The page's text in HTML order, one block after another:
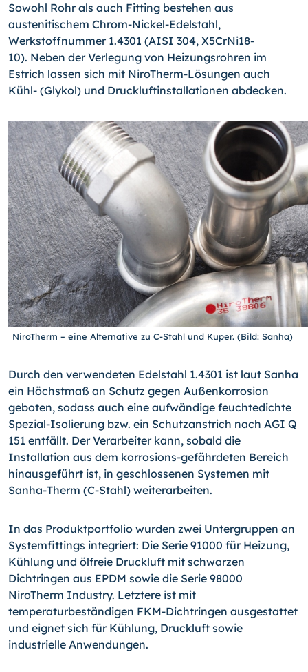
Sowohl Rohr als auch Fitting bestehen aus
austenitischem Chrom-Nickel-Edelstahl,
Werkstoffnummer 1.4301 (AISI 304, X5CrNi18-
10). Neben der Verlegung von Heizungsrohren im
Estrich lassen sich mit NiroTherm-Lösungen auch
Kühl- (Glykol) und Druckluftinstallationen abdecken.
NiroTherm – eine Alternative zu C-Stahl und Kuper. (Bild: Sanha)
Durch den verwendeten Edelstahl 1.4301 ist laut Sanha
ein Höchstmaß an Schutz gegen Außenkorrosion
geboten, sodass auch eine aufwändige feuchtedichte
Spezial-Isolierung bzw. ein Schutzanstrich nach AGI Q
151 entfällt. Der Verarbeiter kann, sobald die
Installation aus dem korrosions-gefährdeten Bereich
hinausgeführt ist, in geschlossenen Systemen mit
Sanha-Therm (C-Stahl) weiterarbeiten.
In das Produktportfolio wurden zwei Untergruppen an
Systemfittings integriert: Die Serie 91000 für Heizung,
Kühlung und ölfreie Druckluft mit schwarzen
Dichtringen aus EPDM sowie die Serie 98000
NiroTherm Industry. Letztere ist mit
temperaturbeständigen FKM-Dichtringen ausgestattet
und eignet sich für Kühlung, Druckluft sowie
industrielle Anwendungen.